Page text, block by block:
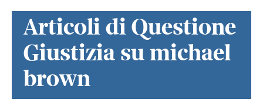
Articoli di Questione
Giustizia su michael
brown